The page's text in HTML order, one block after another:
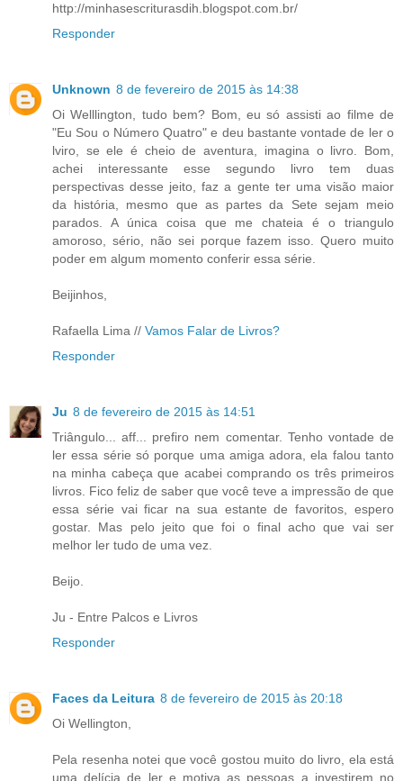
http://minhasescriturasdih.blogspot.com.br/
Responder
Unknown 8 de fevereiro de 2015 às 14:38
Oi Welllington, tudo bem? Bom, eu só assisti ao filme de
"Eu Sou o Número Quatro" e deu bastante vontade de ler o
lviro, se ele é cheio de aventura, imagina o livro. Bom,
achei interessante esse segundo livro tem duas
perspectivas desse jeito, faz a gente ter uma visão maior
da história, mesmo que as partes da Sete sejam meio
parados. A única coisa que me chateia é o triangulo
amoroso, sério, não sei porque fazem isso. Quero muito
poder em algum momento conferir essa série.
Beijinhos,
Rafaella Lima // Vamos Falar de Livros?
Responder
Ju 8 de fevereiro de 2015 às 14:51
Triângulo... aff... prefiro nem comentar. Tenho vontade de
ler essa série só porque uma amiga adora, ela falou tanto
na minha cabeça que acabei comprando os três primeiros
livros. Fico feliz de saber que você teve a impressão de que
essa série vai ficar na sua estante de favoritos, espero
gostar. Mas pelo jeito que foi o final acho que vai ser
melhor ler tudo de uma vez.
Beijo.
Ju - Entre Palcos e Livros
Responder
Faces da Leitura 8 de fevereiro de 2015 às 20:18
Oi Wellington,
Pela resenha notei que você gostou muito do livro, ela está
uma delícia de ler e motiva as pessoas a investirem no